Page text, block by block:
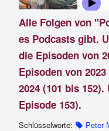
Alle Folgen von
es Podcasts gibt.
die Episoden von
Episoden von
2024 (101 bis 152).
Episode 153).
Schlüsselworte: Peter